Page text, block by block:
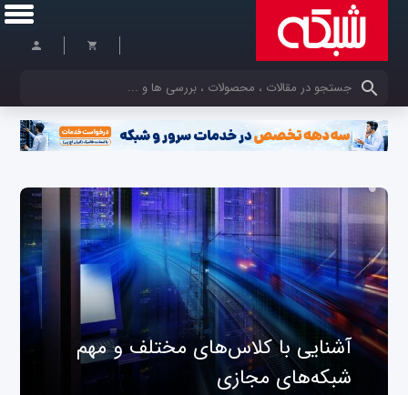
کلمات کلیدی خود را وارد کنید
آشنایی با کلاس‌های مختلف و مهم
شبکه‌های مجازی